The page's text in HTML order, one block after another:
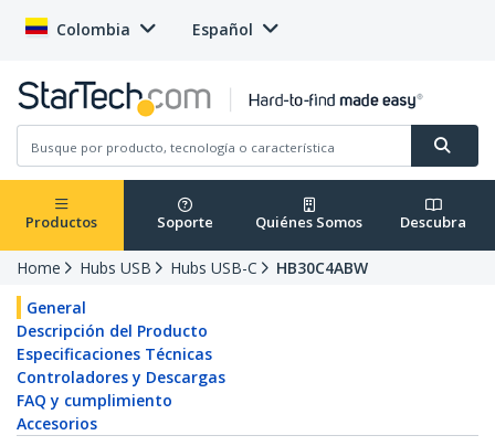
Colombia Español
Productos Soporte Quiénes Somos Descubra
Home Hubs USB Hubs USB-C
HB30C4ABW
General
Descripción del Producto
Especificaciones Técnicas
Controladores y Descargas
FAQ y cumplimiento
Accesorios